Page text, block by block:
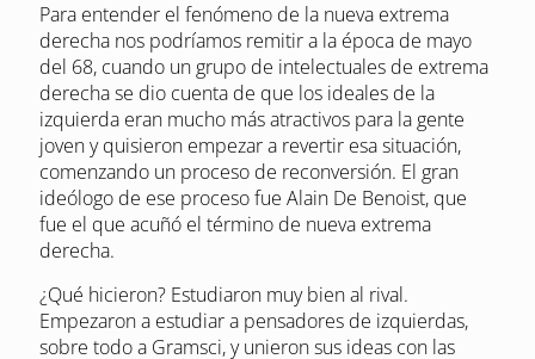
Para entender el fenómeno de la nueva extrema
derecha nos podríamos remitir a la época de mayo
del 68, cuando un grupo de intelectuales de extrema
derecha se dio cuenta de que los ideales de la
izquierda eran mucho más atractivos para la gente
joven y quisieron empezar a revertir esa situación,
comenzando un proceso de reconversión. El gran
ideólogo de ese proceso fue Alain De Benoist, que
fue el que acuñó el término de nueva extrema
derecha.
¿Qué hicieron? Estudiaron muy bien al rival.
Empezaron a estudiar a pensadores de izquierdas,
sobre todo a Gramsci, y unieron sus ideas con las